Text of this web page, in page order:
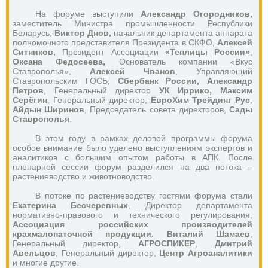
На форуме выступили
заместитель Министра промышленности Республики
Беларусь, Виктор Днов, начальник департамента аппарата
полномочного представителя Президента в СКФО,
Алексей
Ситников, Президент Ассоциации «Теплицы России»
Оксана Федосеева, Основатель компании «Вкус
Ставрополья», Алексей Чванов , Управляющий
Ставропольским ГОСБ, Сбербанк России, Александр
Петров , Генеральный директор УК Иррико, Максим
Серёгин , Генеральный директор, ЕвроХим Трейдинг Рус
Айдын Ширинов , Председатель совета директоров, Сады
Ставрополья
В этом году в рамках деловой программы форума
особое внимание было уделено выступлениям экспертов и
аналитиков с большим опытом работы в АПК. После
пленарной сессии форум разделился на два потока –
растениеводство и животноводство.
Екатерина Бесчеревных , Директор департамента
нормативно-правового и технического регулирования,
Ассоциация российских производителей
крахмалопаточной продукции. Виталий Шамаев
Генеральный директор,
АГРОСПИКЕР
Дмитрий
Авельцов , Генеральный директор,
и многие другие.